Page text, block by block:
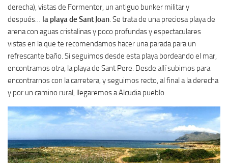
derecha), vistas de Formentor, un antiguo bunker militar y
después… la playa de Sant Joan . Se trata de una preciosa playa de
arena con aguas cristalinas y poco profundas y espectaculares
vistas en la que te recomendamos hacer una parada para un
refrescante baño. Si seguimos desde esta playa bordeando el mar,
encontramos otra, la playa de Sant Pere. Desde allí subimos para
encontrarnos con la carretera, y seguimos recto, al final a la derecha
y por un camino rural, llegaremos a Alcudia pueblo.